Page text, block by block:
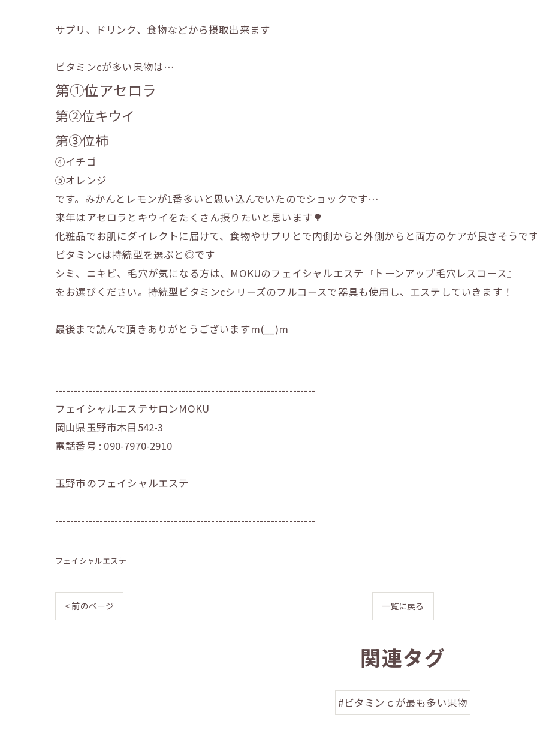
サプリ、ドリンク、食物などから摂取出来ます
ビタミンcが多い果物は…
第①位アセロラ
第②位キウイ
第③位柿
④イチゴ
⑤オレンジ
です。みかんとレモンが1番多いと思い込んでいたのでショックです…
来年はアセロラとキウイをたくさん摂りたいと思います🌳
化粧品でお肌にダイレクトに届けて、食物やサプリとで内側からと外側からと両方のケアが良さそうです
ビタミンcは持続型を選ぶと◎です
シミ、ニキビ、毛穴が気になる方は、MOKUのフェイシャルエステ『トーンアップ毛穴レスコース』
をお選びください。持続型ビタミンcシリーズのフルコースで器具も使用し、エステしていきます！
最後まで読んで頂きありがとうございますm(__)m
----------------------------------------------------------------------
フェイシャルエステサロンMOKU
岡山県玉野市木目542-3
電話番号 : 090-7970-2910
玉野市のフェイシャルエステ
----------------------------------------------------------------------
フェイシャルエステ
< 前のページ 一覧に戻る
関連タグ
#ビタミンｃが最も多い果物